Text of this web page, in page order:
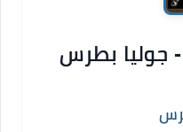
جوليا بطرس